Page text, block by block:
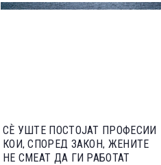
СЀ УШТЕ ПОСТОЈАТ ПРОФЕСИИ
КОИ, СПОРЕД ЗАКОН, ЖЕНИТЕ
НЕ СМЕАТ ДА ГИ РАБОТАТ